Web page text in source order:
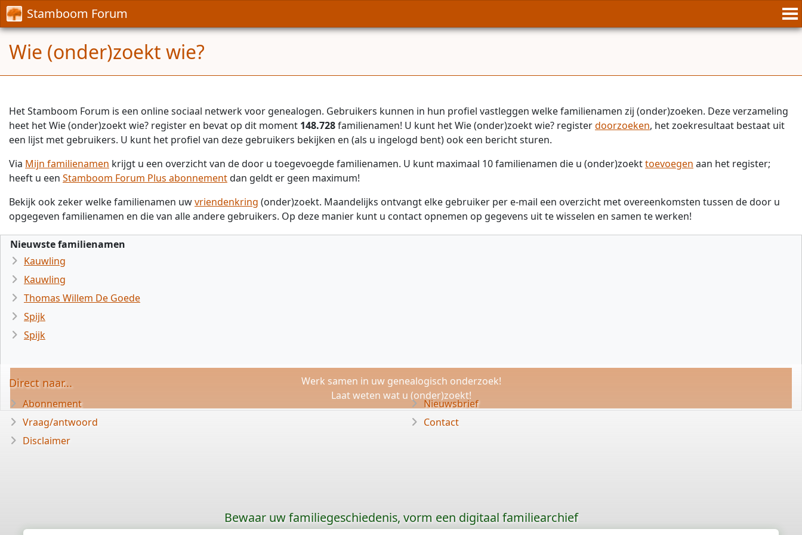
Stamboom Forum
Wie (onder)zoekt wie?
Het Stamboom Forum is een online sociaal netwerk voor genealogen. Gebruikers kunnen in hun profiel vastleggen welke familienamen zij (onder)zoeken. Deze verzameling
heet het Wie (onder)zoekt wie? register en bevat op dit moment 148.728familienamen! U kunt het Wie (onder)zoekt wie? registerdoorzoeken, het zoekresultaat bestaat uit
een lijst met gebruikers. U kunt het profiel van deze gebruikers bekijken en (als u ingelogd bent) ook een bericht sturen.
Via Mijn familienamen krijgt u een overzicht van de door u toegevoegde familienamen. U kunt maximaal 10 familienamen die u (onder)zoekttoevoegen aan het register;
heeft u een Stamboom Forum Plus abonnementdan geldt er geen maximum!
Bekijk ook zeker welke familienamen uwvriendenkring (onder)zoekt. Maandelijks ontvangt elke gebruiker per e-mail een overzicht met overeenkomsten tussen de door u
opgegeven familienamen en die van alle andere gebruikers. Op deze manier kunt u contact opnemen op gegevens uit te wisselen en samen te werken!
Nieuwste familienamen
Kauwling
Kauwling
Thomas Willem De Goede
Spijk
Spijk
Werk samen in uw genealogisch onderzoek!
Laat weten wat u (onder)zoekt!
Direct naar...
Abonnement
Vraag/antwoord
Disclaimer
Nieuwsbrief
Contact
Bewaar uw familiegeschiedenis, vorm een digitaal familiearchief